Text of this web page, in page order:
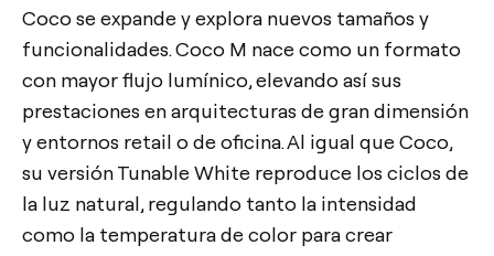
Coco se expande y explora nuevos tamaños y
funcionalidades. Coco M nace como un formato
con mayor flujo lumínico, elevando así sus
prestaciones en arquitecturas de gran dimensión
y entornos retail o de oficina. Al igual que Coco,
su versión Tunable White reproduce los ciclos de
la luz natural, regulando tanto la intensidad
como la temperatura de color para crear